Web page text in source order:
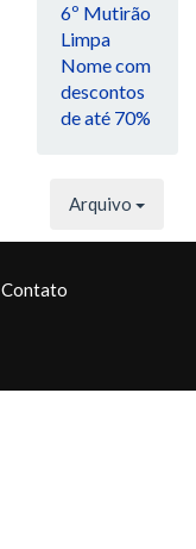
6º Mutirão
Limpa
Nome com
descontos
de até 70%
Arquivo
Contato